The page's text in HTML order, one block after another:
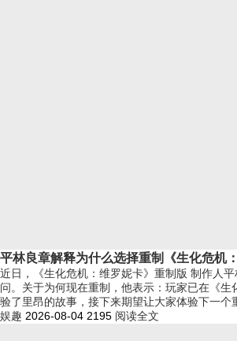
平林良章解释为什么选择重制《生化危机
近日，《生化危机：维罗妮卡》重制版 制作人
问。关于为何现在重制，他表示：玩家已在《生
验了里昂的故事，接下来期望让大家体验下一个
娱趣 2026-08-04 2195 阅读全文